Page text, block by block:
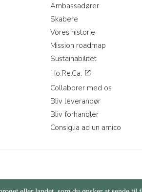
Ambassadører
Skabere
Vores historie
Mission roadmap
Sustainabilitet
Ho.Re.Ca.
Collaborer med os
Bliv leverandør
Bliv forhandler
Consiglia ad un amico